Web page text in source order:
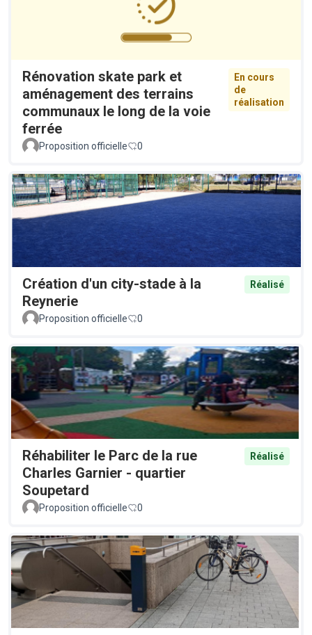
Rénovation skate park et
aménagement des terrains
communaux le long de la voie
ferrée
En cours
de
réalisation
Proposition officielle 0
Création d'un city-stade à la
Reynerie
Réalisé
Proposition officielle 0
Réhabiliter le Parc de la rue
Charles Garnier - quartier
Soupetard
Réalisé
Proposition officielle 0